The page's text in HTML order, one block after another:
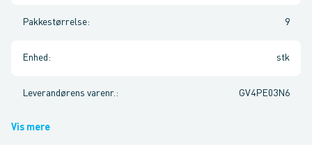
Pakkestørrelse: 9
Enhed : stk
Leverandørens varenr. : GV4PE03N6
Vis mere